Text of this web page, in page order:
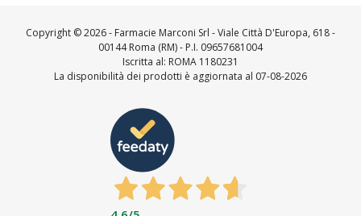
Copyright ©2026 - Farmacie Marconi Srl - Viale Città D'Europa, 618 -
00144 Roma (RM) - P.I. 09657681004
Iscritta al: ROMA 1180231
La disponibilità dei prodotti è aggiornata al 07-08-2026